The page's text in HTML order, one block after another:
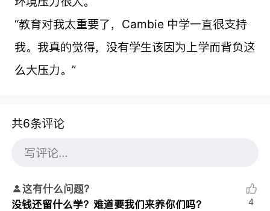
“教育对我太重要了，Cambie 中学一直很支持
我。我真的觉得，没有学生该因为上学而背负这
么大压力。”
共6条评论
这有什么问题？
没钱还留什么学？难道要我们来养你们吗？
4